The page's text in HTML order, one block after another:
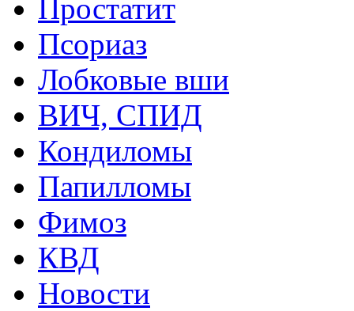
Простатит
Псориаз
Лобковые вши
ВИЧ, СПИД
Кондиломы
Папилломы
Фимоз
КВД
Новости